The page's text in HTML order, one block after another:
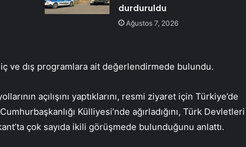
durduruldu
Ağustos 7, 2026
ve dış programlara ait değerlendirmede bulundu.
açılışını yaptıklarını, resmi ziyaret için Türkiye’de
Külliyesi’nde ağırladığını, Türk Devletleri
çok sayıda ikili görüşmede bulunduğunu anlattı.